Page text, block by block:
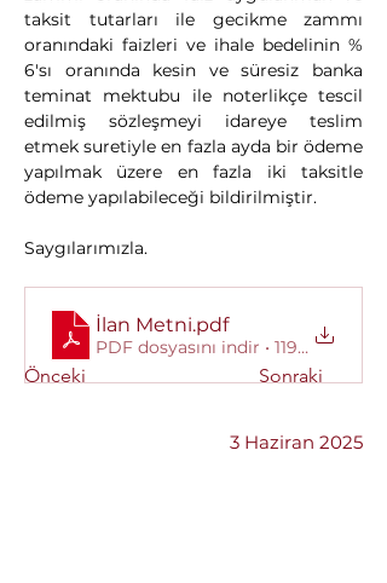
Önceki Sonraki
taksit tutarları ile gecikme zammı
oranındaki faizleri ve ihale bedelinin %
6'sı oranında kesin ve süresiz banka
teminat mektubu ile noterlikçe tescil
edilmiş sözleşmeyi idareye teslim
etmek suretiyle en fazla ayda bir ödeme
yapılmak üzere en fazla iki taksitle
ödeme yapılabileceği bildirilmiştir.
Saygılarımızla.
İlan Metni.pdf
PDF dosyasını indir • 119KB
3 Haziran 2025